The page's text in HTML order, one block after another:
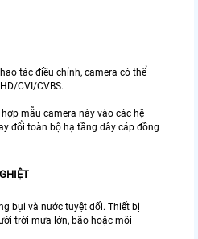
tác điều chỉnh, camera có thể
CVI/CVBS.
hợp mẫu camera này vào các hệ
đổi toàn bộ hạ tầng dây cáp đồng
bụi và nước tuyệt đối. Thiết bị
trời mưa lớn, bão hoặc môi